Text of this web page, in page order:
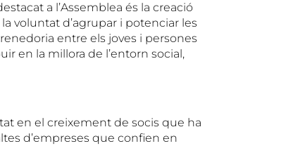
a l’Assemblea és la creació
voluntat d’agrupar i potenciar les
entre els joves i persones
en la millora de l’entorn social,
en el creixement de socis que ha
d’empreses que confien en